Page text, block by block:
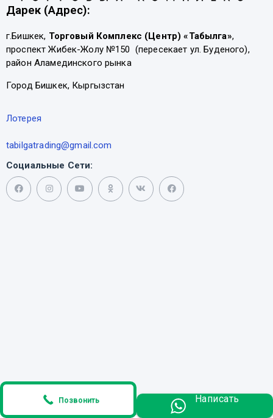
Дарек (Адрес):
г.Бишкек, Торговый Комплекс (Центр) «Табылга»,
проспект Жибек-Жолу №150 (пересекает ул. Буденого),
район Аламединского рынка
Город Бишкек, Кыргызстан
Лотерея
tabilgatrading@gmail.com
Социальные Сети:
tabilgatrading@gmail.com
Написать
Позвонить